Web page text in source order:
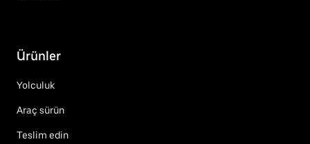
Ürünler
Yolculuk
Araç sürün
Teslim edin